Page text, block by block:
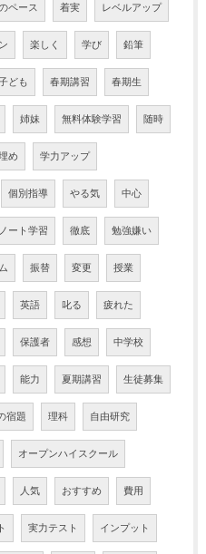
ペース 着実 レベルアップ
楽しく 学び 鉛筆
ども 春期講習 春期生
姉妹 無料体験学習 随時
め 学力アップ
個別指導 やる気 中心
ノート学習 徹底 勉強嫌い
振替 変更 授業
英語 叱る 疲れた
保護者 感想 中学校
能力 夏期講習 生徒募集
宿題 理科 自由研究
オープンハイスクール
人気 おすすめ 費用
実力テスト インプット